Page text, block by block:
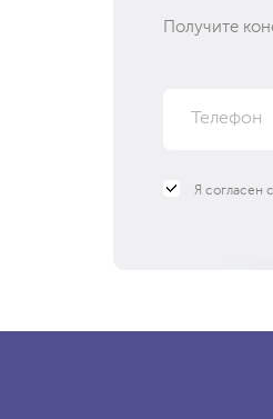
Получите
Я согласен с